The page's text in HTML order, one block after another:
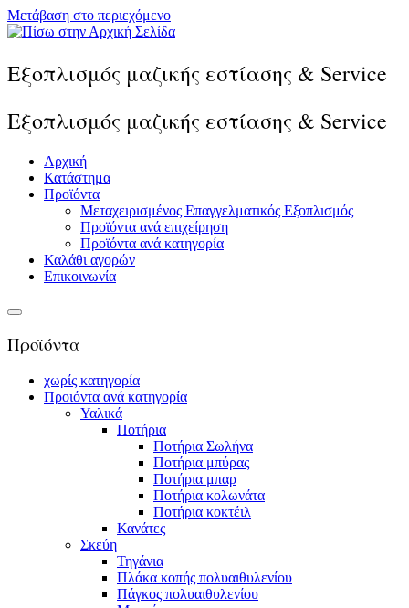
Μετάβαση στο περιεχόμενο
Εξοπλισμός μαζικής εστίασης & Service
Εξοπλισμός μαζικής εστίασης & Service
Αρχική
Κατάστημα
Προϊόντα
Μεταχειρισμένος Επαγγελματικός Εξοπλισμός
Προϊόντα ανά επιχείρηση
Προϊόντα ανά κατηγορία
Καλάθι αγορών
Επικοινωνία
Προϊόντα
χωρίς κατηγορία
Προιόντα ανά κατηγορία
Υαλικά
Ποτήρια
Ποτήρια Σωλήνα
Ποτήρια μπύρας
Ποτήρια μπαρ
Ποτήρια κολωνάτα
Ποτήρια κοκτέιλ
Κανάτες
Σκεύη
Τηγάνια
Πλάκα κοπής πολυαιθυλενίου
Πάγκος πολυαιθυλενίου